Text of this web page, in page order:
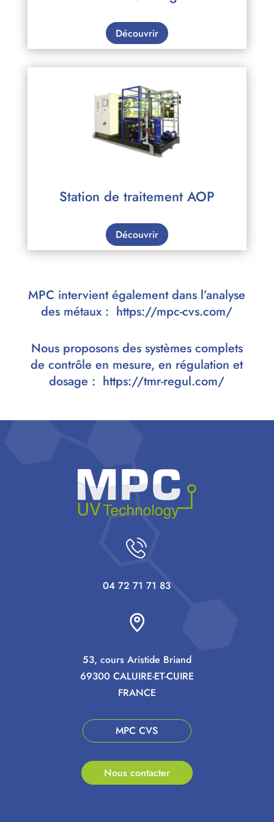
Découvrir
Station de traitement AOP
Découvrir
MPC intervient également dans l’analyse
des métaux : https://mpc-cvs.com/
Nous proposons des systèmes complets
de contrôle en mesure, en régulation et
dosage : https://tmr-regul.com/
04 72 71 71 83
53, cours Aristide Briand
69300 CALUIRE-ET-CUIRE
FRANCE
MPC CVS
Nous contacter